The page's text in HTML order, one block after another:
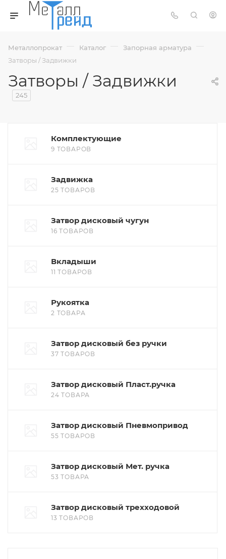
Металлопрокат — Каталог — Запорная арматура —
Затворы / Задвижки
Затворы / Задвижки
245
Комплектующие
9 ТОВАРОВ
Задвижка
25 ТОВАРОВ
Затвор дисковый чугун
16 ТОВАРОВ
Вкладыши
11 ТОВАРОВ
Рукоятка
2 ТОВАРА
Затвор дисковый без ручки
37 ТОВАРОВ
Затвор дисковый Пласт.ручка
24 ТОВАРА
Затвор дисковый Пневмопривод
55 ТОВАРОВ
Затвор дисковый Мет. ручка
53 ТОВАРА
Затвор дисковый трехходовой
13 ТОВАРОВ